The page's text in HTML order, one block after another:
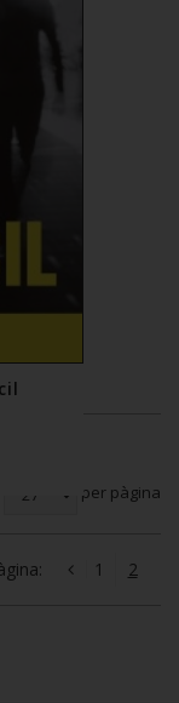
per pàgina
1 2